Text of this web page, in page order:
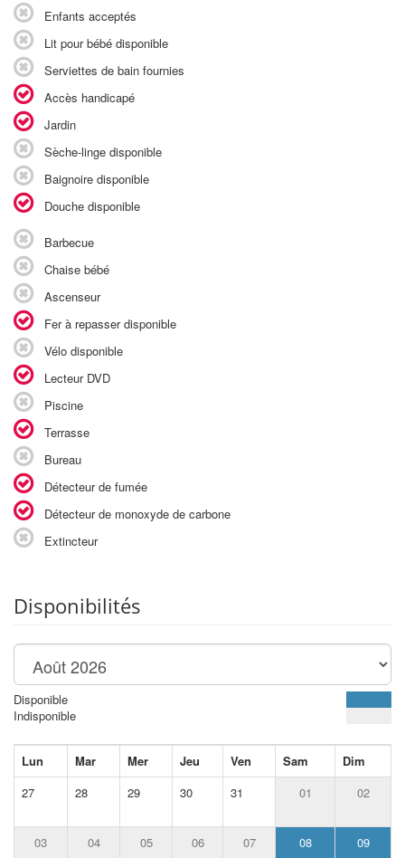
Enfants acceptés
Lit pour bébé disponible
Serviettes de bain fournies
Accès handicapé
Jardin
Sèche-linge disponible
Baignoire disponible
Douche disponible
Barbecue
Chaise bébé
Ascenseur
Fer à repasser disponible
Vélo disponible
Lecteur DVD
Piscine
Terrasse
Bureau
Détecteur de fumée
Détecteur de monoxyde de carbone
Extincteur
Disponibilités
Disponible
Indisponible
Lun Mar Mer Jeu Ven Sam
Dim
27
28 29 30 31 01 02
03 04 05 06 07 08 09